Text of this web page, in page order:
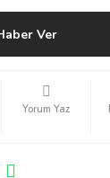
Ver
Yorum Yaz